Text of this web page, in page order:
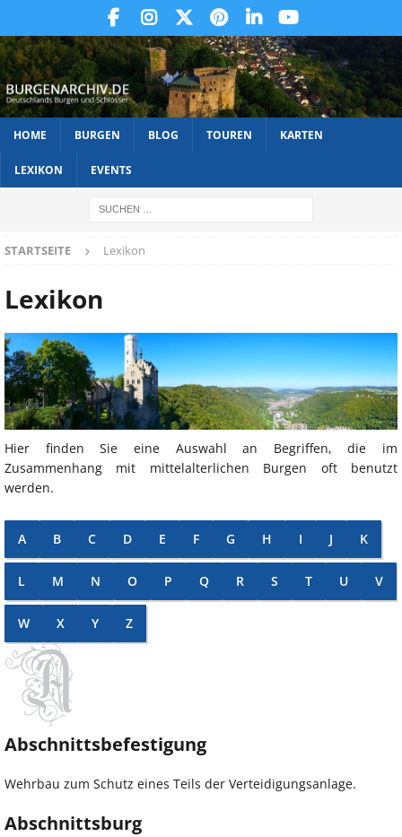
HOME BURGEN BLOG TOUREN KARTEN
LEXIKON EVENTS
STARTSEITE Lexikon
Lexikon
Hier finden Sie eine Auswahl an Begriffen, die im
Zusammenhang mit mittelalterlichen Burgen oft benutzt
werden.
A B C D E F G H I J K
L M N O P Q R S T U V
W X Y Z
Abschnittsbefestigung
Wehrbau zum Schutz eines Teils der Verteidigungsanlage.
Abschnittsburg